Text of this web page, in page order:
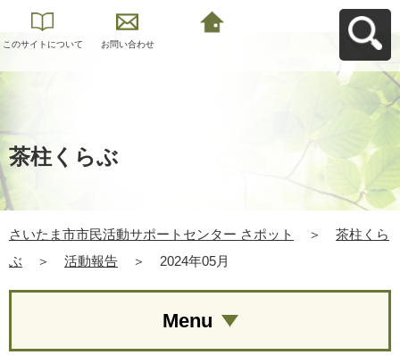
このサイトについて お問い合わせ
茶柱くらぶ
さいたま市市民活動サポートセンター さポット ＞
茶柱くら
ぶ
＞ 活動報告 ＞ 2024年05月
Menu